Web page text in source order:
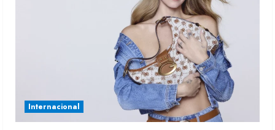
Internacional